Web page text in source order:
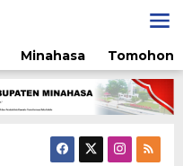
Minahasa Tomohon